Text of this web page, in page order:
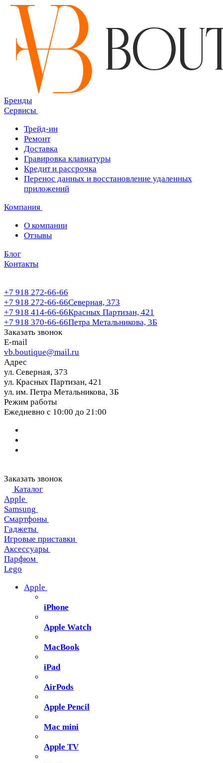
Бренды
Сервисы
Трейд-ин
Ремонт
Доставка
Гравировка клавиатуры
Кредит и рассрочка
Перенос данных и восстановление удаленных
приложений
Компания
О компании
Отзывы
Блог
Контакты
+7 918 272-66-66
+7 918 272-66-66Северная, 373
+7 918 414-66-66Красных Партизан, 421
+7 918 370-66-66Петра Метальникова, 3Б
Заказать звонок
E-mail
vb.boutique@mail.ru
Адрес
ул. Северная, 373
ул. Красных Партизан, 421
ул. им. Петра Метальникова, 3Б
Режим работы
Ежедневно с 10:00 до 21:00
Заказать звонок
Каталог
Apple
Samsung
Смартфоны
Гаджеты
Игровые приставки
Аксессуары
Парфюм
Lego
Apple
iPhone
Apple Watch
MacBook
iPad
AirPods
Apple Pencil
Mac mini
Apple TV